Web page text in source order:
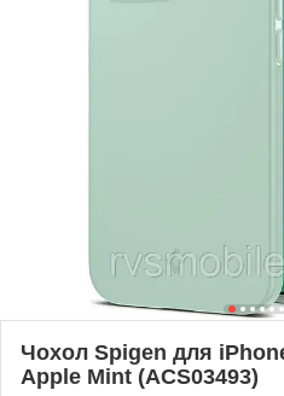
Чохол Spigen для
Apple Mint (ACS03493)